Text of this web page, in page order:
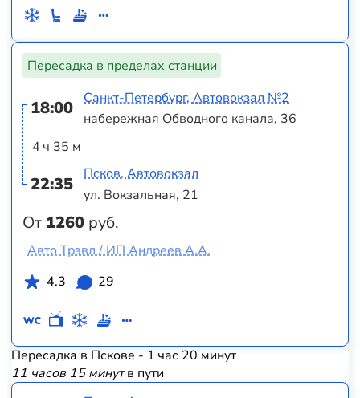
Пересадка в пределах станции
18:00
4 ч 35 м
22:35
От 1260 руб.
Санкт-Петербург, Автовокзал №2
набережная Обводного канала, 36
Псков, Автовокзал
ул. Вокзальная, 21
Авто Трэвл / ИП Андреев А.А.
4.3
29
Пересадка в Пскове - 1 час 20 минут
11 часов 15 минутв пути